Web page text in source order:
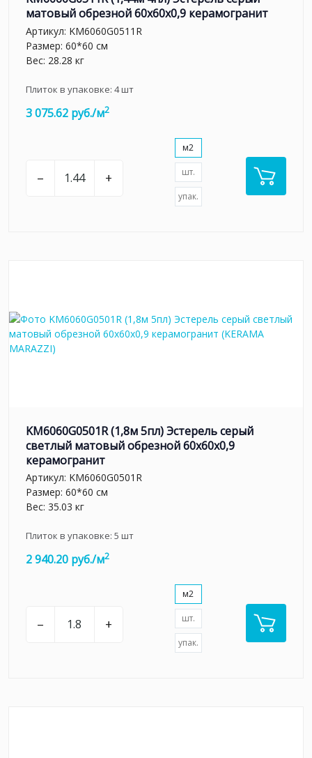
матовый обрезной 60x60x0,9 керамогранит
Артикул: KM6060G0511R
Размер: 60*60 см
Вес: 28.28 кг
Плиток в упаковке: 4шт
3 075.62 руб./м2
– +
м2
шт.
упак.
KM6060G0501R (1,8м 5пл) Эстерель серый
светлый матовый обрезной 60x60x0,9
керамогранит
Артикул: KM6060G0501R
Размер: 60*60 см
Вес: 35.03 кг
Плиток в упаковке: 5 шт
2 940.20 руб./м2
– +
м2
шт.
упак.